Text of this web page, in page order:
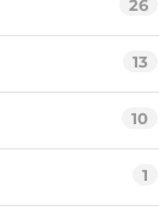
26
13
10
1